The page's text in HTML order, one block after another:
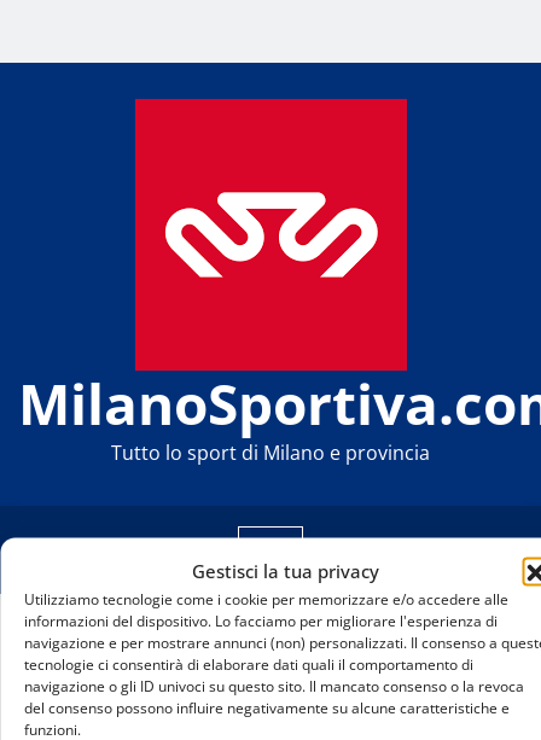
Gestisci la tua privacy
Utilizziamo tecnologie come i cookie per memorizzare e/o accedere alle
informazioni del dispositivo. Lo facciamo per migliorare l'esperienza di
navigazione e per mostrare annunci (non) personalizzati. Il consenso a
tecnologie ci consentirà di elaborare dati quali il comportamento di
navigazione o gli ID univoci su questo sito. Il mancato consenso o la revoca
del consenso possono influire negativamente su alcune caratteristiche e
funzioni.
Tutto lo sport di Milano e provincia
Home
Sport e sostenibilità: la terza edizione di “Sport &
Sostenibilità” all’Acquario Civico di Milano